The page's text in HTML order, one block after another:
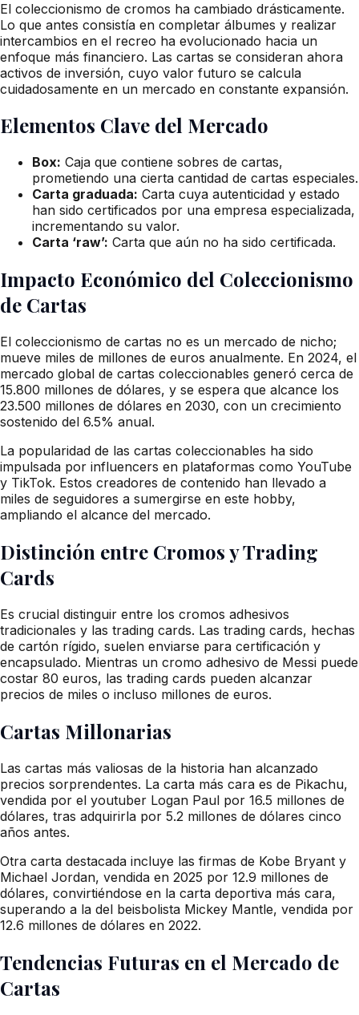
El coleccionismo de cromos ha cambiado drásticamente.
Lo que antes consistía en completar álbumes y realizar
intercambios en el recreo ha evolucionado hacia un
enfoque más financiero. Las cartas se consideran ahora
activos de inversión, cuyo valor futuro se calcula
cuidadosamente en un mercado en constante expansión.
Elementos Clave del Mercado
Box: Caja que contiene sobres de cartas,
prometiendo una cierta cantidad de cartas especiales.
Carta graduada: Carta cuya autenticidad y estado
han sido certificados por una empresa especializada,
incrementando su valor.
Carta ‘raw’: Carta que aún no ha sido certificada.
Impacto Económico del Coleccionismo
de Cartas
El coleccionismo de cartas no es un mercado de nicho;
mueve miles de millones de euros anualmente. En 2024, el
mercado global de cartas coleccionables generó cerca de
15.800 millones de dólares, y se espera que alcance los
23.500 millones de dólares en 2030, con un crecimiento
sostenido del 6.5% anual.
La popularidad de las cartas coleccionables ha sido
impulsada por influencers en plataformas como YouTube
y TikTok. Estos creadores de contenido han llevado a
miles de seguidores a sumergirse en este hobby,
ampliando el alcance del mercado.
Distinción entre Cromos y Trading
Cards
Es crucial distinguir entre los cromos adhesivos
tradicionales y las trading cards. Las trading cards, hechas
de cartón rígido, suelen enviarse para certificación y
encapsulado. Mientras un cromo adhesivo de Messi puede
costar 80 euros, las trading cards pueden alcanzar
precios de miles o incluso millones de euros.
Cartas Millonarias
Las cartas más valiosas de la historia han alcanzado
precios sorprendentes. La carta más cara es de Pikachu,
vendida por el youtuber Logan Paul por 16.5 millones de
dólares, tras adquirirla por 5.2 millones de dólares cinco
años antes.
Otra carta destacada incluye las firmas de Kobe Bryant y
Michael Jordan, vendida en 2025 por 12.9 millones de
dólares, convirtiéndose en la carta deportiva más cara,
superando a la del beisbolista Mickey Mantle, vendida por
12.6 millones de dólares en 2022.
Tendencias Futuras en el Mercado de
Cartas